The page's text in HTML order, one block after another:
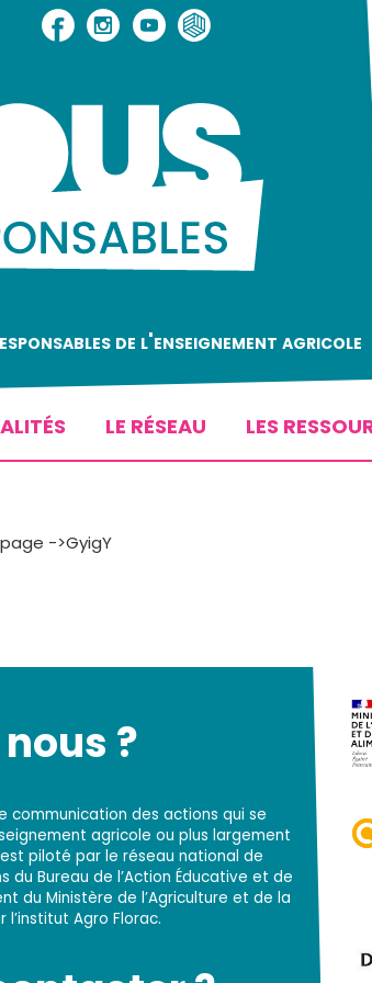
page ->GyigY
de l'enseignement agricole
LE RÉSEAU LES
?
communication des actions qui se
agricole ou plus largement
piloté par le réseau national de
Bureau de l’Action Éducative et de
du Ministère de l’Agriculture et de la
Agro Florac.